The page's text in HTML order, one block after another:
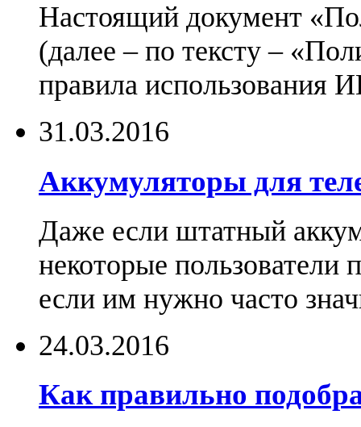
Настоящий документ
(далее – по тексту –
правила использования
31.03.2016
Аккумуляторы для
Даже если штатный
некоторые пользователи
если им нужно часто
24.03.2016
Как правильно